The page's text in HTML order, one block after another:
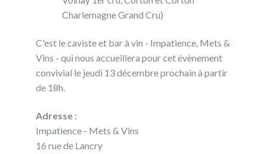
Charlemagne Grand Cru)
C'est le caviste et bar à vin - Impatience, Mets &
Vins - qui nous accueillera pour cet évènement
convivial le jeudi 13 décembre prochain à partir
de 18h.
Adresse :
Impatience - Mets & Vins
16 rue de Lancry